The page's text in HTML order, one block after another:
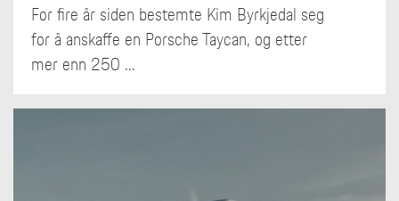
For fire år siden bestemte Kim Byrkjedal seg
for å anskaffe en Porsche Taycan, og etter
mer enn 250 ...